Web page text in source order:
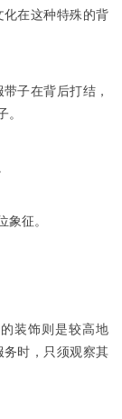
在这种特殊的背
子在背后打结，
征。
装饰则是较高地
时，只须观察其